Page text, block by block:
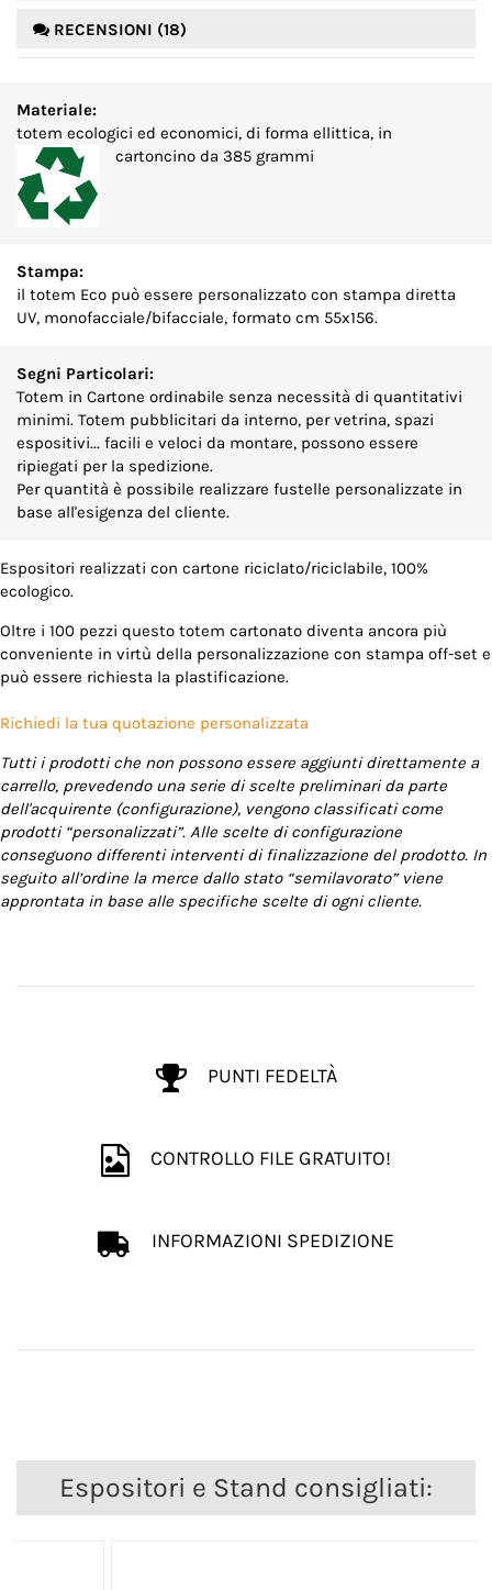
RECENSIONI (18)
Materiale:
totem ecologici ed economici, di forma ellittica, in
cartoncino da 385 grammi
Stampa:
il totem Eco può essere personalizzato con stampa diretta
UV, monofacciale/bifacciale, formato cm 55x156.
Segni Particolari:
Totem in Cartone ordinabile senza necessità di quantitativi
minimi. Totem pubblicitari da interno, per vetrina, spazi
espositivi... facili e veloci da montare, possono essere
ripiegati per la spedizione.
Per quantità è possibile realizzare fustelle personalizzate in
base all'esigenza del cliente.
Espositori realizzati con cartone riciclato/riciclabile, 100%
ecologico.
Oltre i 100 pezzi questo totem cartonato diventa ancora più
conveniente in virtù della personalizzazione con stampa off-set e
può essere richiesta la plastificazione.
Richiedi la tua quotazione personalizzata
Tutti i prodotti che non possono essere aggiunti direttamente a
carrello, prevedendo una serie di scelte preliminari da parte
dell'acquirente (configurazione), vengono classificati come
prodotti “personalizzati”. Alle scelte di configurazione
conseguono differenti interventi di finalizzazione del prodotto. In
seguito all’ordine la merce dallo stato “semilavorato” viene
approntata in base alle specifiche scelte di ogni cliente.
PUNTI FEDELTÀ
CONTROLLO FILE GRATUITO!
INFORMAZIONI SPEDIZIONE
Espositori e Stand consigliati: